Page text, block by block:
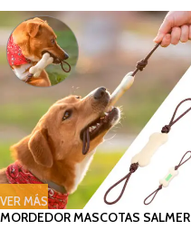
VER MÁS
MORDEDOR MASCOTAS SALMER